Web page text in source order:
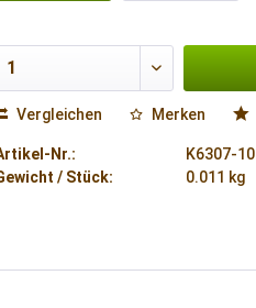
Vergleichen Merken
Nr.:
K6307-10
/ Stück:
0.011 kg